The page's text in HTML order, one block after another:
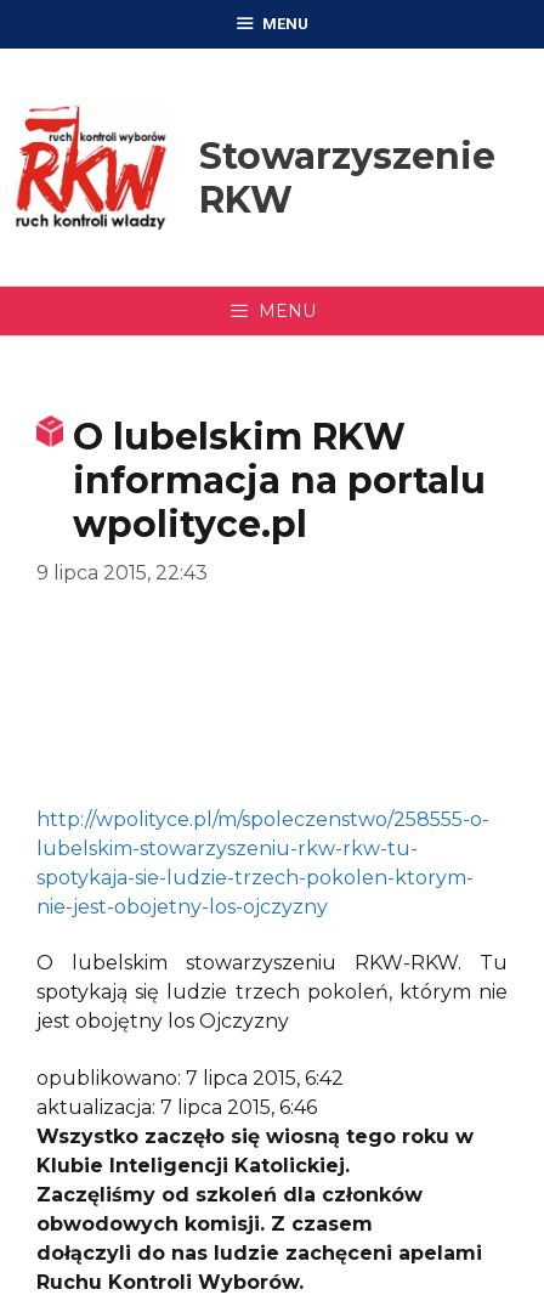
MENU
Stowarzyszenie
RKW
MENU
O lubelskim RKW
informacja na portalu
wpolityce.pl
9 lipca 2015, 22:43
http://wpolityce.pl/m/spoleczenstwo/258555-o-
lubelskim-stowarzyszeniu-rkw-rkw-tu-
spotykaja-sie-ludzie-trzech-pokolen-ktorym-
nie-jest-obojetny-los-ojczyzny
O lubelskim stowarzyszeniu RKW-RKW. Tu
spotykają się ludzie trzech pokoleń, którym nie
jest obojętny los Ojczyzny
opublikowano: 7 lipca 2015, 6:42
aktualizacja: 7 lipca 2015, 6:46
Wszystko zaczęło się wiosną tego roku w
Klubie Inteligencji Katolickiej.
Zaczęliśmy od szkoleń dla członków
obwodowych komisji. Z czasem
dołączyli do nas ludzie zachęceni apelami
Ruchu Kontroli Wyborów.